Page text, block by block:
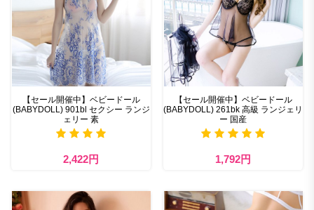
【セール開催中】ベビードール
(BABYDOLL) 901bl セクシー ランジ
ェリー 素
2,422円
【セール開催中】ベビードール
(BABYDOLL) 261bk 高級 ランジェリ
ー 国産
1,792円